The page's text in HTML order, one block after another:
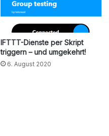
IFTTT-Dienste per Skript
triggern – und umgekehrt!
6. August 2020